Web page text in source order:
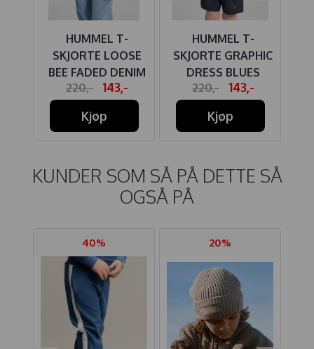
HUMMEL T-
SKJORTE LOOSE
BEE FADED DENIM
220,-
143,-
Kjøp
HUMMEL T-
SKJORTE GRAPHIC
DRESS BLUES
220,-
143,-
Kjøp
KUNDER SOM SÅ PÅ DETTE SÅ
OGSÅ PÅ
40% 20%